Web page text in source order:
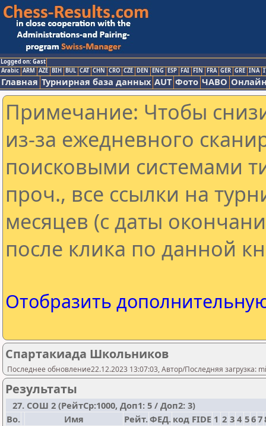
Logged on: Gast
Arabic ARM AZE BIH BUL CAT CHN CRO CZE DEN ENG ESP FAI FIN FRA GER GRE INA
Главная Турнирная база данных AUT Фото ЧАВО
Примечание: Чтобы
из-за ежедневного
поисковыми системами
проч., все ссылки на
месяцев (с даты
после клика по данной
Отобразить
Спартакиада Школьников
Последнее обновление22.12.2023 13:07:03, Автор/Последняя загрузка:
Результаты
27. СОШ 2 (РейтСр:1000, Доп1: 5 / Доп2: 3)
Bo.
Имя Рейт.ФЕД. код FIDE 1 2 3 4 567